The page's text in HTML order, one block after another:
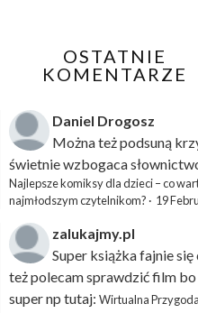
OSTATNIE
KOMENTARZE
Daniel Drogosz
Można też podsuną
świetnie wzbogaca
Najlepsze komiksy dla dzieci – co
najmłodszym czytelnikom? · 19
zalukajmy.pl
Super książka fajnie się
też polecam sprawdzić film
super np tutaj: Wirtualna